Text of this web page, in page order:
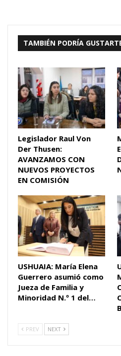
TAMBIÉN PODRÍA
Legislador Raul Von
Der Thusen:
AVANZAMOS CON
NUEVOS PROYECTOS
EN COMISIÓN
USHUAIA: María Elena
Guerrero asumió como
Jueza de Familia y
Minoridad N.º 1 del…
PREV NEXT